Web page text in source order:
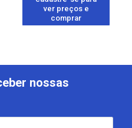
ver preços e
comprar
nossas